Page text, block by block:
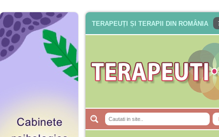
TERAPEUȚI ȘI TERAPII DIN ROMÂNIA